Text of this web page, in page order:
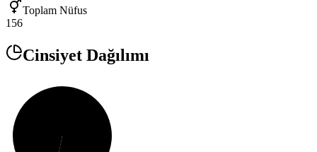
Toplam Nüfus
156
Cinsiyet Dağılımı